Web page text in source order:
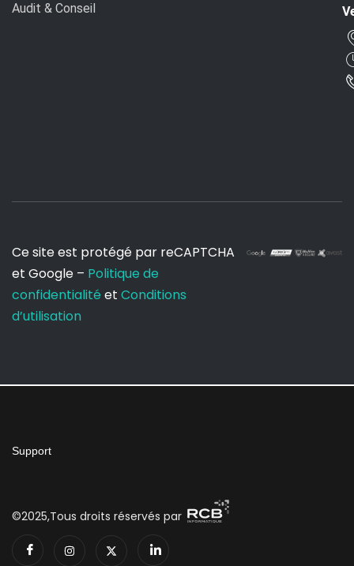
Audit & Conseil
Ce site est protégé par reCAPTCHA
et Google – Politique de
confidentialité et Conditions
d’utilisation
Support
©2025,Tous droits réservés par